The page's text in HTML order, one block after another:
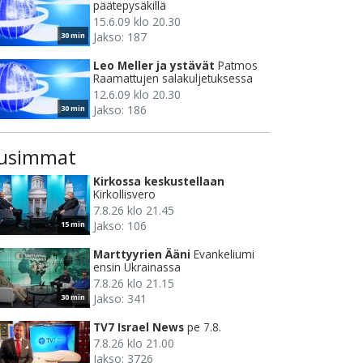
30 min
päätepysäkillä
15.6.09 klo 20.30
Jakso: 187
30 min
Leo Meller ja ystävät Patmos
Raamattujen salakuljetuksessa
12.6.09 klo 20.30
Jakso: 186
15 min
Kirkossa keskustellaan
Kirkollisvero
7.8.26 klo 21.45
Jakso: 106
30 min
Marttyyrien Ääni Evankeliumi
ensin Ukrainassa
7.8.26 klo 21.15
Jakso: 341
TV7 Israel News pe 7.8.
7.8.26 klo 21.00
Jakso: 3726